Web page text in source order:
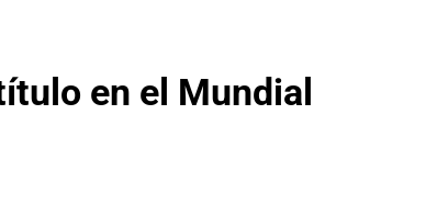
en el Mundial